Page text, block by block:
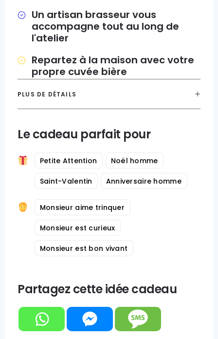
Un artisan brasseur vous
accompagne tout au long de
l'atelier
Repartez à la maison avec votre
propre cuvée bière
PLUS DE DÉTAILS
Le cadeau parfait pour
Petite Attention Noël homme
Saint-Valentin Anniversaire homme
Monsieur aime trinquer
Monsieur est curieux
Monsieur est bon vivant
Partagez cette idée cadeau